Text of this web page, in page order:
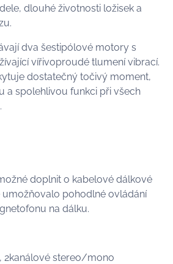
dlouhé životnosti ložisek a
dva šestipólové motory s
vířivoproudé tlumení vibrací.
dostatečný točivý moment,
a spolehlivou funkci při všech
doplnit o kabelové dálkové
umožňovalo pohodlné ovládání
na dálku.
2kanálové stereo/mono